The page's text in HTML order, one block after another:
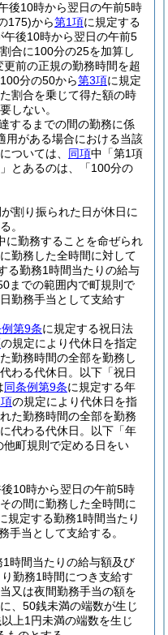
後10時から翌日の午前5時
175)から第1項に規定する
午後10時から翌日の午前5
合に100分の25を加算し
前の正規の勤務時間を超
分の50から第3項に規定
割合を乗じて得た額の時
しない。
するまでの間の勤務に係
用がある場合における当該
ついては、 同項中「第1項
とあるのは、「100分の
割り振られた日が休日に
。
に勤務することを命ぜられ
勤務した全時間に対して
る勤務1時間当たりの給与
までの範囲内で町規則で
勤務手当として支給す
第9条に規定する祝日法
の規定により代休日を指定
勤務時間の全部を勤務し
わる代休日。以下「祝日
同条例第9条に規定する年
の規定により代休日を指
た勤務時間の全部を勤務
代わる代休日。以下「年
他町規則で定める日をい
10時から翌日の午前5時
の間に勤務した全時間に
規定する勤務1時間当たり
手当として支給する。
1時間当たりの給与額及び
勤務1時間につき支給す
又は夜間勤務手当の額を
、50銭未満の端数が生じ
上1円未満の端数を生じ